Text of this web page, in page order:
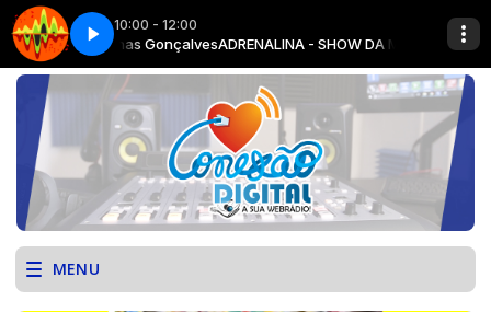
10:00 - 12:00
Jhonathas GonçalvesADRENALINA - SHOW DA MANHÃ com
VHT CANÁRIO ASS 77
MENU